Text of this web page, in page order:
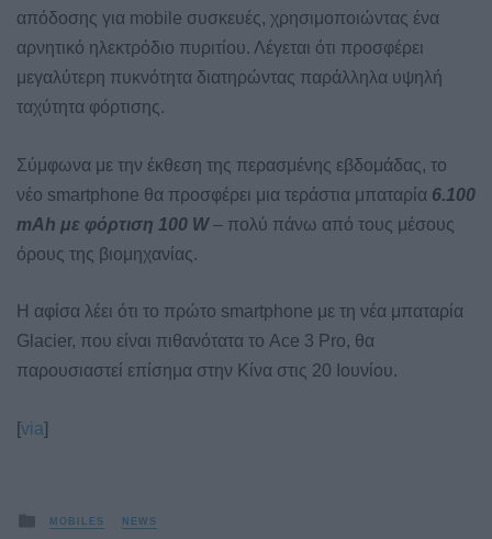
απόδοσης για mobile συσκευές, χρησιμοποιώντας ένα
αρνητικό ηλεκτρόδιο πυριτίου. Λέγεται ότι προσφέρει
μεγαλύτερη πυκνότητα διατηρώντας παράλληλα υψηλή
ταχύτητα φόρτισης.
Σύμφωνα με την έκθεση της περασμένης εβδομάδας, το
νέο smartphone θα προσφέρει μια τεράστια μπαταρία 6.100
mAh με φόρτιση 100 W– πολύ πάνω από τους μέσους
όρους της βιομηχανίας.
Η αφίσα λέει ότι το πρώτο smartphone με τη νέα μπαταρία
Glacier, που είναι πιθανότατα το Ace 3 Pro, θα
παρουσιαστεί επίσημα στην Κίνα στις 20 Ιουνίου.
[via]
Posted
MOBILES NEWS